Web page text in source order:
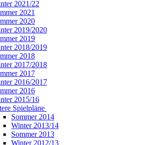
2021/22
2021
2020
2019/2020
2019
2018/2019
2018
2017/2018
2017
2016/2017
2016
2015/16
Spielpläne
Sommer 2014
Winter 2013/14
Sommer 2013
Winter 2012/13